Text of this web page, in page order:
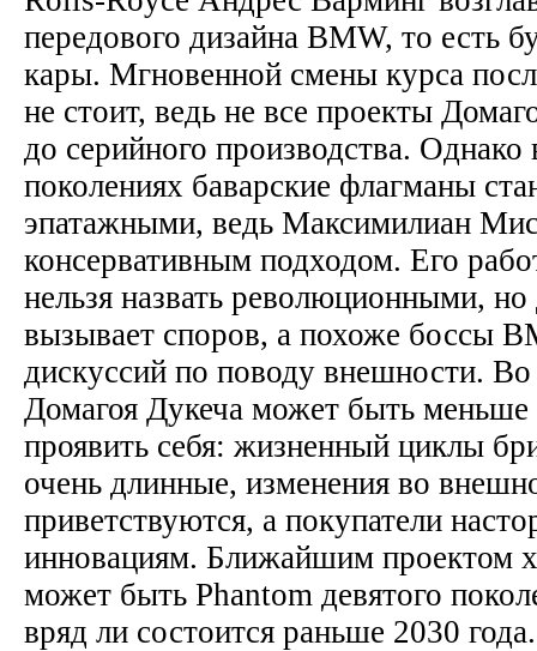
передового дизайна BMW, то есть
кары. Мгновенной смены курса
не стоит, ведь не все проекты
до серийного производства.
поколениях баварские флагманы
эпатажными, ведь Максимилиан
консервативным подходом. Его
нельзя назвать революционными, но
вызывает споров, а похоже боссы
дискуссий по поводу внешности.
Домагоя Дукеча может быть
проявить себя: жизненный циклы
очень длинные, изменения во
приветствуются, а покупатели
инновациям. Ближайшим проектом
может быть Phantom девятого
вряд ли состоится раньше 2030 года.